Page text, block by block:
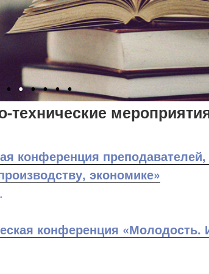
технические
конференция
экономике»
конференция «Молодость.